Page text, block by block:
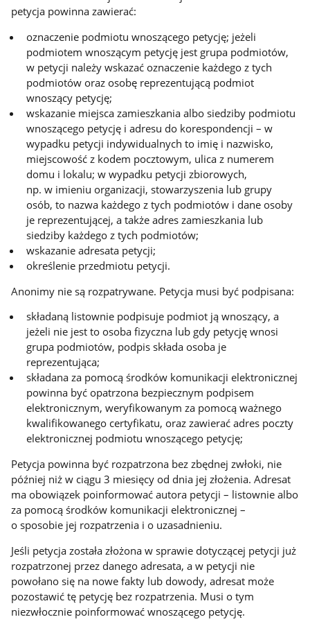
petycja powinna zawierać:
oznaczenie podmiotu wnoszącego petycję; jeżeli
podmiotem wnoszącym petycję jest grupa podmiotów,
w petycji należy wskazać oznaczenie każdego z tych
podmiotów oraz osobę reprezentującą podmiot
wnoszący petycję;
wskazanie miejsca zamieszkania albo siedziby podmiotu
wnoszącego petycję i adresu do korespondencji – w
wypadku petycji indywidualnych to imię i nazwisko,
miejscowość z kodem pocztowym, ulica z numerem
domu i lokalu; w wypadku petycji zbiorowych,
np. w imieniu organizacji, stowarzyszenia lub grupy
osób, to nazwa każdego z tych podmiotów i dane osoby
je reprezentującej, a także adres zamieszkania lub
siedziby każdego z tych podmiotów;
wskazanie adresata petycji;
określenie przedmiotu petycji.
Anonimy nie są rozpatrywane. Petycja musi być podpisana:
składaną listownie podpisuje podmiot ją wnoszący, a
jeżeli nie jest to osoba fizyczna lub gdy petycję wnosi
grupa podmiotów, podpis składa osoba je
reprezentująca;
składana za pomocą środków komunikacji elektronicznej
powinna być opatrzona bezpiecznym podpisem
elektronicznym, weryfikowanym za pomocą ważnego
kwalifikowanego certyfikatu, oraz zawierać adres poczty
elektronicznej podmiotu wnoszącego petycję;
Petycja powinna być rozpatrzona bez zbędnej zwłoki, nie
później niż w ciągu 3 miesięcy od dnia jej złożenia. Adresat
ma obowiązek poinformować autora petycji – listownie albo
za pomocą środków komunikacji elektronicznej –
o sposobie jej rozpatrzenia i o uzasadnieniu.
Jeśli petycja została złożona w sprawie dotyczącej petycji już
rozpatrzonej przez danego adresata, a w petycji nie
powołano się na nowe fakty lub dowody, adresat może
pozostawić tę petycję bez rozpatrzenia. Musi o tym
niezwłocznie poinformować wnoszącego petycję.